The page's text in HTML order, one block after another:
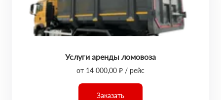
Услуги аренды ломовоза
от 14 000,00 ₽ / рейс
Заказать